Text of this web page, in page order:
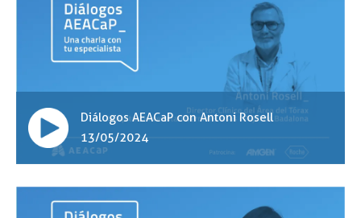
Diálogos AEACaP con Antoni Rosell
13/05/2024